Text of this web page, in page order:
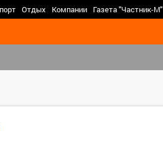
Отдых Компании Газета "Частник-М"
>